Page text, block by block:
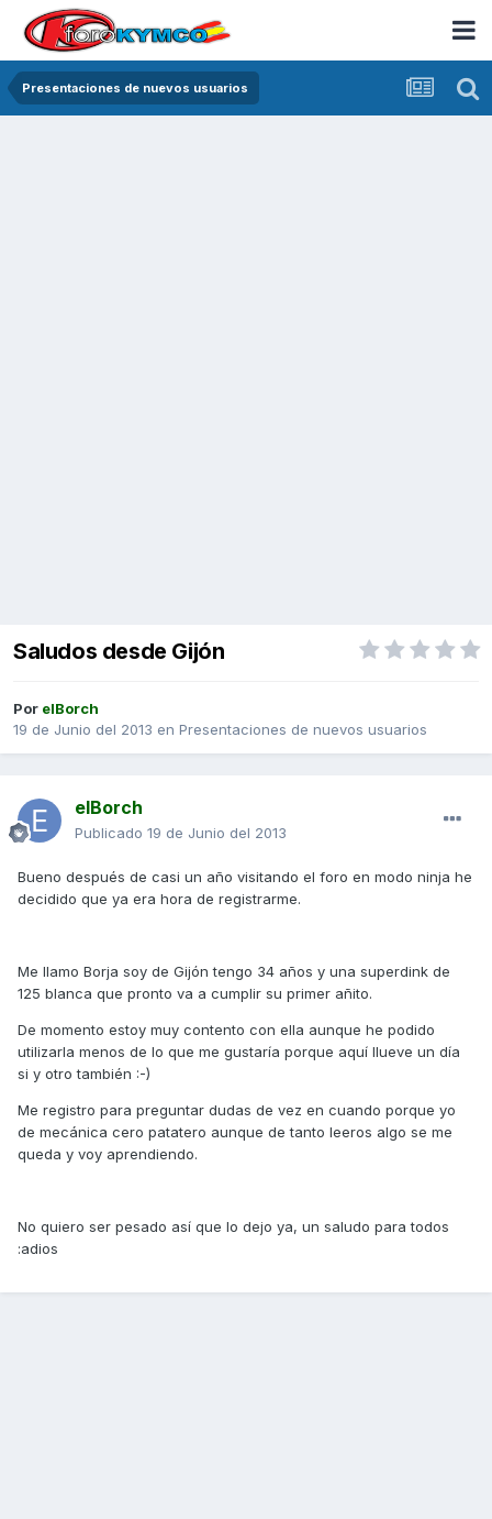
Presentaciones de nuevos usuarios
Saludos desde Gijón
Por elBorch
19 de Junio del 2013 en Presentaciones de nuevos usuarios
elBorch
Publicado 19 de Junio del 2013
Bueno después de casi un año visitando el foro en modo ninja he
decidido que ya era hora de registrarme.
Me llamo Borja soy de Gijón tengo 34 años y una superdink de
125 blanca que pronto va a cumplir su primer añito.
De momento estoy muy contento con ella aunque he podido
utilizarla menos de lo que me gustaría porque aquí llueve un día
si y otro también :-)
Me registro para preguntar dudas de vez en cuando porque yo
de mecánica cero patatero aunque de tanto leeros algo se me
queda y voy aprendiendo.
No quiero ser pesado así que lo dejo ya, un saludo para todos
:adios